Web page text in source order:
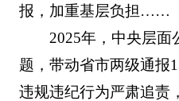
报，加重基层负担……
2025年，中央层面
题，带动省市两级通报
违规违纪行为严肃追责